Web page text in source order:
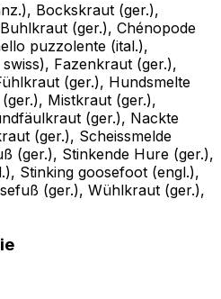
Bockskraut (ger.),
(ger.), Chénopode
puzzolente (ital.),
Fazenkraut (ger.),
(ger.), Hundsmelte
Mistkraut (ger.),
(ger.), Nackte
(ger.), Scheissmelde
(ger.), Stinkende Hure (ger.),
Stinking goosefoot (engl.),
(ger.), Wühlkraut (ger.),